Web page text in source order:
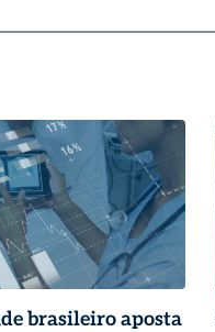
brasileiro aposta